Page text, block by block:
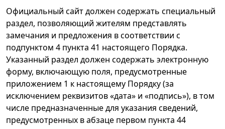
Официальный сайт должен содержать специальный
раздел, позволяющий жителям представлять
замечания и предложения в соответствии с
подпунктом 4 пункта 41 настоящего Порядка.
Указанный раздел должен содержать электронную
форму, включающую поля, предусмотренные
приложением 1 к настоящему Порядку (за
исключением реквизитов «дата» и «подпись»), в том
числе предназначенные для указания сведений,
предусмотренных в абзаце первом пункта 44